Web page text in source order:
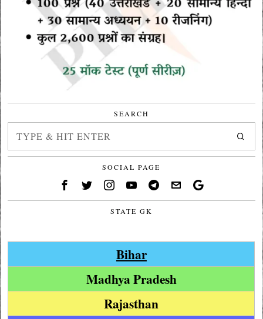
SEARCH
SOCIAL PAGE
STATE GK
Bihar
Madhya Pradesh
Rajasthan